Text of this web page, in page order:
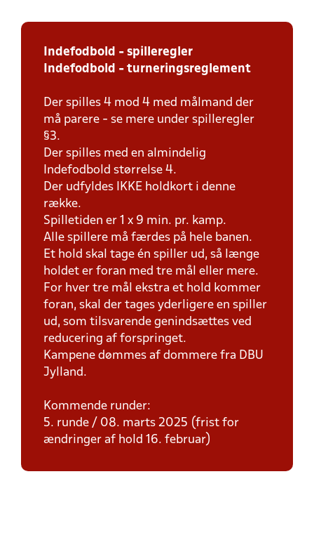
Indefodbold - spilleregler
Indefodbold - turneringsreglement
Der spilles 4 mod 4 med målmand der
må parere - se mere under spilleregler
§3.
Der spilles med en almindelig
Indefodbold størrelse 4.
Der udfyldes IKKE holdkort i denne
række.
Spilletiden er 1 x 9 min. pr. kamp.
Alle spillere må færdes på hele banen.
Et hold skal tage én spiller ud, så længe
holdet er foran med tre mål eller mere.
For hver tre mål ekstra et hold kommer
foran, skal der tages yderligere en spiller
ud, som tilsvarende genindsættes ved
reducering af forspringet.
Kampene dømmes af dommere fra DBU
Jylland.
Kommende runder:
5. runde / 08. marts 2025 (frist for
ændringer af hold 16. februar)